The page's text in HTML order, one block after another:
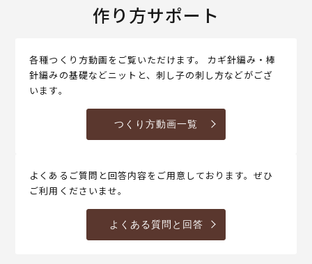
作り方サポート
各種つくり方動画をご覧いただけます。 カギ針編み・棒
針編みの基礎などニットと、刺し子の刺し方などがござ
います。
つくり方動画一覧
よくあるご質問と回答内容をご用意しております。ぜひ
ご利用くださいませ。
よくある質問と回答